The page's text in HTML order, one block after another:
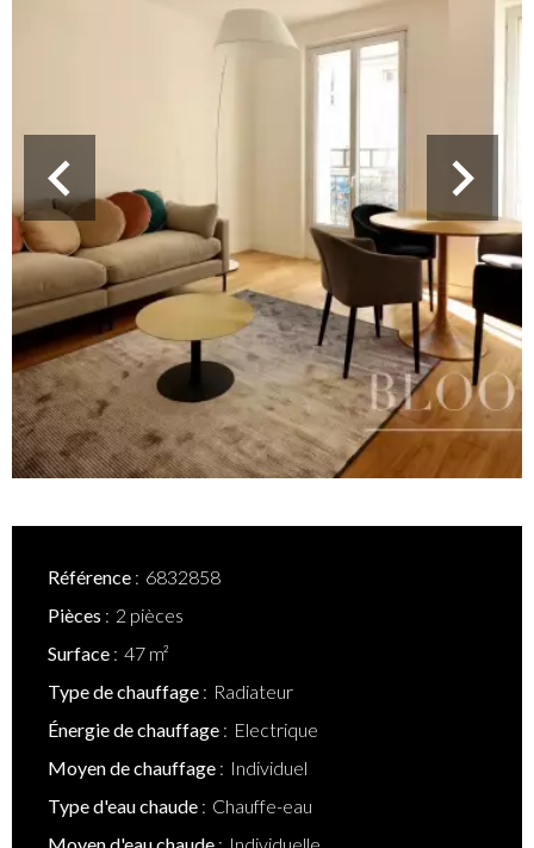
Référence
6832858
Pièces
2 pièces
Surface
47 m²
Type de chauffage
Radiateur
Énergie de chauffage
Electrique
Moyen de chauffage
Individuel
Type d'eau chaude
Chauffe-eau